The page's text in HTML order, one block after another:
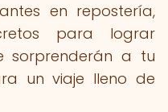
en repostería,
para lograr
sorprenderán a tu
un viaje lleno de